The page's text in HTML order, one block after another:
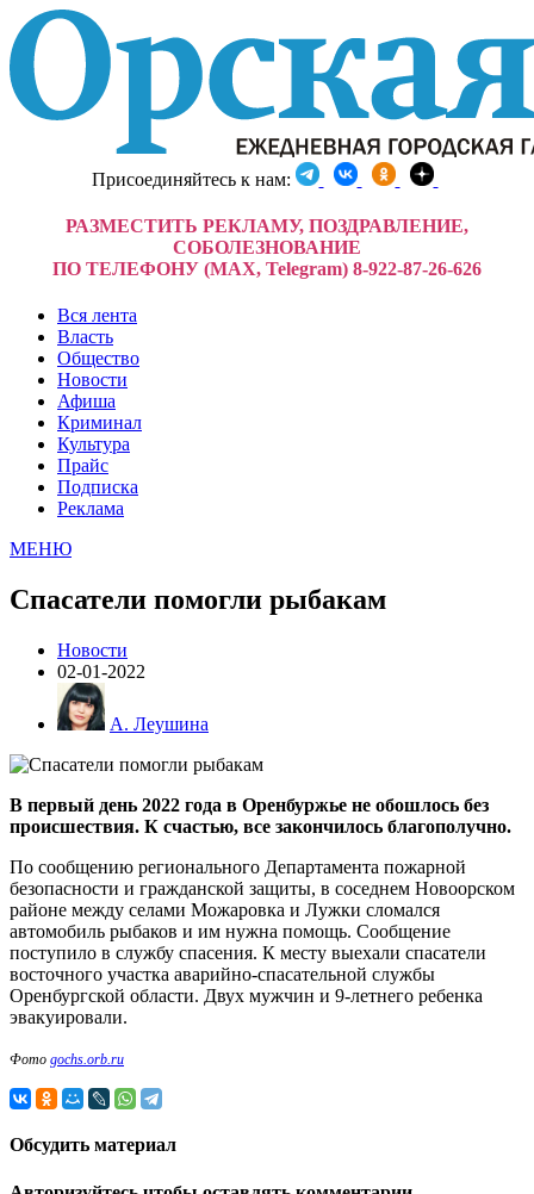
Присоединяйтесь к нам:
РАЗМЕСТИТЬ РЕКЛАМУ, ПОЗДРАВЛЕНИЕ,
СОБОЛЕЗНОВАНИЕ
ПО ТЕЛЕФОНУ (MAX, Telegram) 8-922-87-26-626
Вся лента
Власть
Общество
Новости
Афиша
Криминал
Культура
Прайс
Подписка
Реклама
МЕНЮ
Спасатели помогли рыбакам
Новости
02-01-2022
А. Леушина
В первый день 2022 года в Оренбуржье не обошлось без
происшествия. К счастью, все закончилось благополучно.
По сообщению регионального Департамента пожарной
безопасности и гражданской защиты, в соседнем Новоорском
районе между селами Можаровка и Лужки сломался
автомобиль рыбаков и им нужна помощь. Сообщение
поступило в службу спасения. К месту выехали спасатели
восточного участка аварийно-спасательной службы
Оренбургской области. Двух мужчин и 9-летнего ребенка
эвакуировали.
Фото gochs.orb.ru
Обсудить материал